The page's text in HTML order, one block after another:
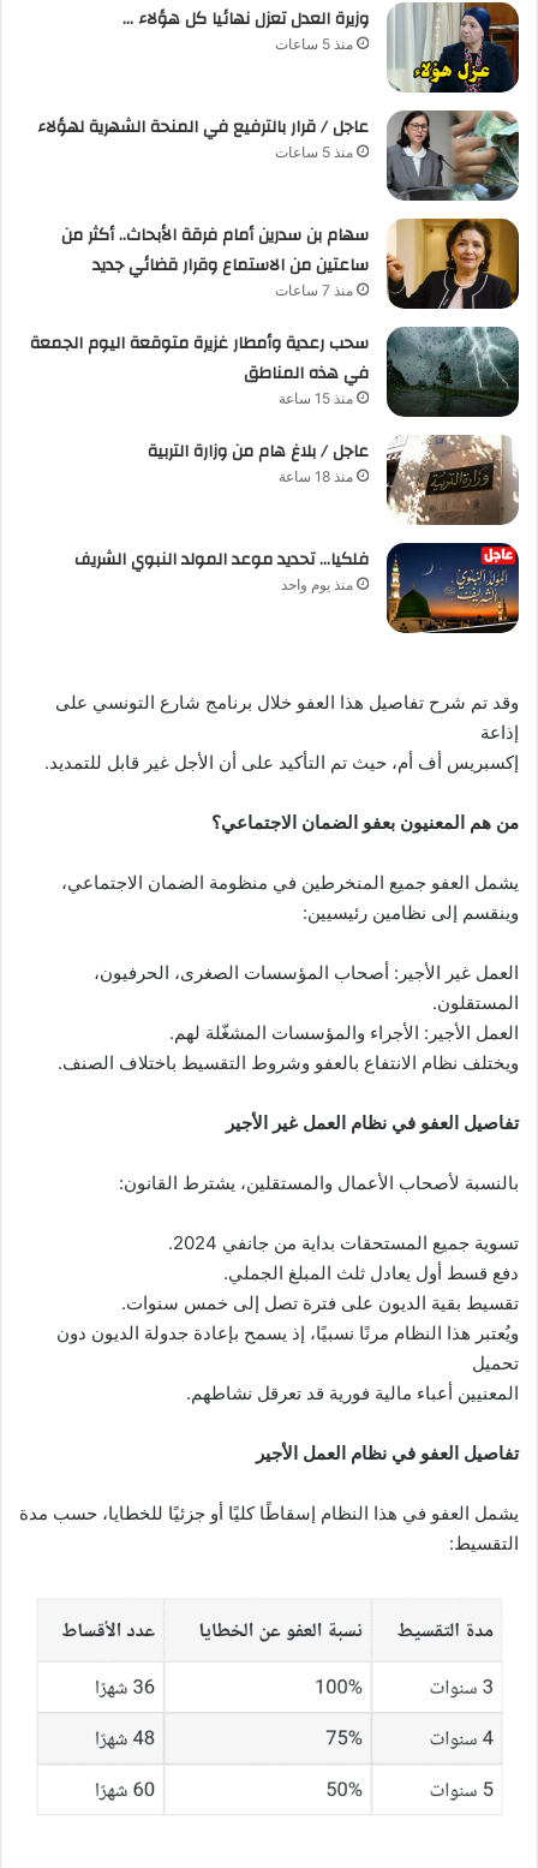
وزيرة العدل تعزل نهائيا كل هؤلاء …
منذ 5 ساعات
عاجل / قرار بالترفيع في المنحة الشهرية لهؤلاء
منذ 5 ساعات
سهام بن سدرين أمام فرقة الأبحاث.. أكثر من
ساعتين من الاستماع وقرار قضائي جديد
منذ 7 ساعات
سحب رعدية وأمطار غزيرة متوقعة اليوم الجمعة
في هذه المناطق
منذ 15 ساعة
عاجل / بلاغ هام من وزارة التربية
منذ 18 ساعة
فلكيا… تحديد موعد المولد النبوي الشريف
منذ يوم واحد
وقد تم شرح تفاصيل هذا العفو خلال برنامج شارع التونسي على
إذاعة
إكسبريس أف أم، حيث تم التأكيد على أن الأجل غير قابل للتمديد.
من هم المعنيون بعفو الضمان الاجتماعي؟
يشمل العفو جميع المنخرطين في منظومة الضمان الاجتماعي،
وينقسم إلى نظامين رئيسيين:
العمل غير الأجير: أصحاب المؤسسات الصغرى، الحرفيون،
المستقلون.
العمل الأجير: الأجراء والمؤسسات المشغّلة لهم.
ويختلف نظام الانتفاع بالعفو وشروط التقسيط باختلاف الصنف.
تفاصيل العفو في نظام العمل غير الأجير
بالنسبة لأصحاب الأعمال والمستقلين، يشترط القانون:
تسوية جميع المستحقات بداية من جانفي 2024.
دفع قسط أول يعادل ثلث المبلغ الجملي.
تقسيط بقية الديون على فترة تصل إلى خمس سنوات.
ويُعتبر هذا النظام مرنًا نسبيًا، إذ يسمح بإعادة جدولة الديون دون
تحميل
المعنيين أعباء مالية فورية قد تعرقل نشاطهم.
تفاصيل العفو في نظام العمل الأجير
يشمل العفو في هذا النظام إسقاطًا كليًا أو جزئيًا للخطايا، حسب مدة
التقسيط: